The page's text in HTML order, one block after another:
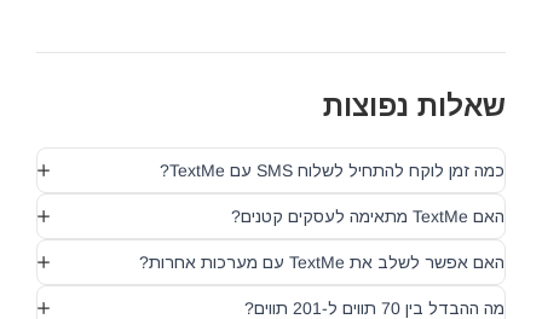
שאלות נפוצות
כמה זמן לוקח להתחיל לשלוח SMS עם TextMe?
האם TextMe מתאימה לעסקים קטנים?
האם אפשר לשלב את TextMe עם מערכות אחרות?
מה ההבדל בין 70 תווים ל-201 תווים?